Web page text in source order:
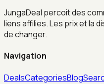
JungaDeal percoit des
liens affilies. Les prix et la
de changer.
Navigation
DealsCategoriesBlog